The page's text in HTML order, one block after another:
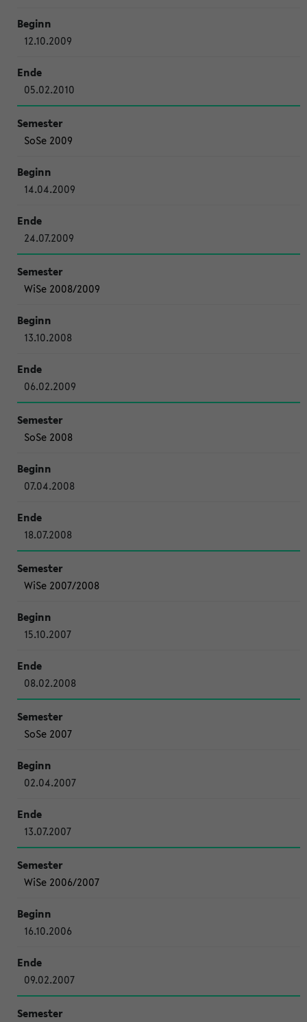
12.10.2009
05.02.2010
SoSe 2009
14.04.2009
24.07.2009
WiSe 2008/2009
13.10.2008
06.02.2009
SoSe 2008
07.04.2008
18.07.2008
WiSe 2007/2008
15.10.2007
08.02.2008
SoSe 2007
02.04.2007
13.07.2007
WiSe 2006/2007
16.10.2006
09.02.2007